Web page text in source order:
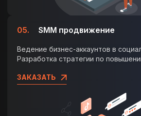
05. SMM продвижение
Ведение бизнес-аккаунтов в
Разработка стратегии по
ЗАКАЗАТЬ